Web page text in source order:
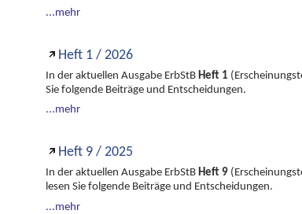
...mehr
Heft 1 / 2026
In der aktuellen Ausgabe ErbStB Heft 1
Sie folgende Beiträge und Entscheidungen.
...mehr
Heft 9 / 2025
In der aktuellen Ausgabe ErbStB Heft 9
lesen Sie folgende Beiträge und Entscheidungen.
...mehr